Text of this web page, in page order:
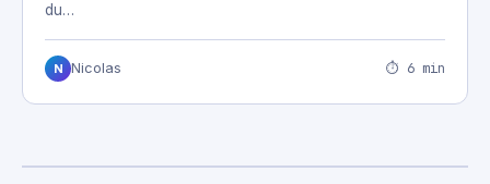
du…
N Nicolas ⏱ 6 min